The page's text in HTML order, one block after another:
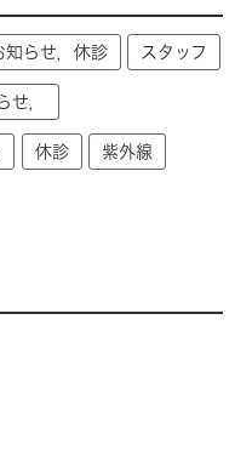
知らせ，休診 スタッフ
せ，
休診 紫外線